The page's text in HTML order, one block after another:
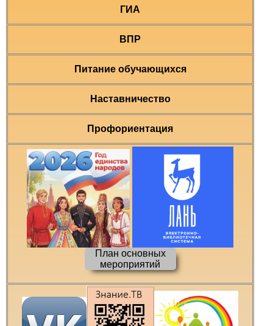
ГИА
ВПР
Питание обучающихся
Наставничество
Профориентация
План основных
мероприятий